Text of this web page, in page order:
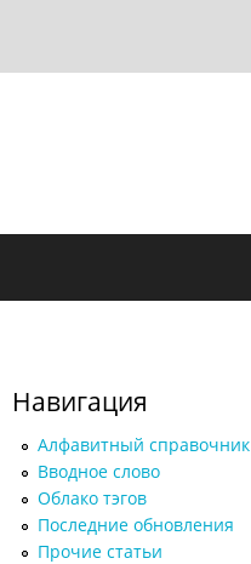
Навигация
Алфавитный справочник
Вводное слово
Облако тэгов
Последние обновления
Прочие статьи